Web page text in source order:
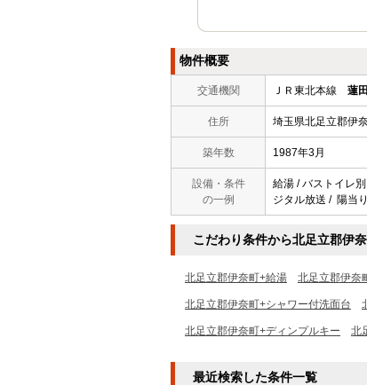
物件概要
交通機関 ＪＲ東北本線 蓮
住所 埼玉県北足立郡伊
築年数 1987年3月
設備・条件
の一例
給湯 / バストイレ
ジタル放送 / 陽当
こだわり条件から北足立郡伊
北足立郡伊奈町+給湯 北足立郡伊奈
北足立郡伊奈町+シャワー付洗面台
北足立郡伊奈町+ディンプルキー 北
最近検索した条件一覧